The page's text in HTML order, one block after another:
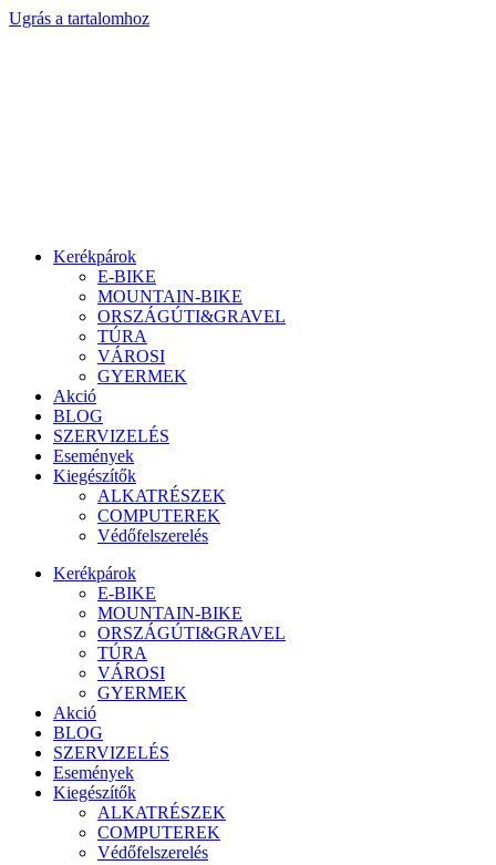
Ugrás a tartalomhoz
Kerékpárok
E-BIKE
MOUNTAIN-BIKE
ORSZÁGÚTI&GRAVEL
TÚRA
VÁROSI
GYERMEK
Akció
BLOG
SZERVIZELÉS
Események
Kiegészítők
ALKATRÉSZEK
COMPUTEREK
Védőfelszerelés
Kerékpárok
E-BIKE
MOUNTAIN-BIKE
ORSZÁGÚTI&GRAVEL
TÚRA
VÁROSI
GYERMEK
Akció
BLOG
SZERVIZELÉS
Események
Kiegészítők
ALKATRÉSZEK
COMPUTEREK
Védőfelszerelés